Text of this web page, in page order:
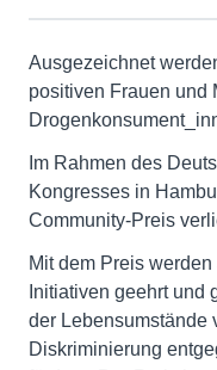
Ausgezeichnet
positiven Frauen und
Im Rahmen des
Kongresses in
Community-Preis
Mit dem Preis
Initiativen geehrt und
der Lebensumstände
Diskriminierung